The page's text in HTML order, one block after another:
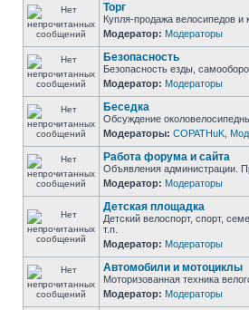
Торг
Купля-продажа велосипедов и
Модератор: Модераторы
Безопасность
Безопасность езды,
Модератор: Модераторы
Беседка
Обсуждение
Модераторы: COPATHuK
Работа форума и сайта
Объявления администрации.
Модератор: Модераторы
Детская площадка
Детский велоспорт, спорт,
т.п.
Модератор: Модераторы
Автомобили и мотоциклы
Моторизованная техника
Модератор: Модераторы